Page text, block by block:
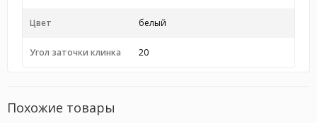
Цвет белый
Угол заточки клинка 20
Похожие товары